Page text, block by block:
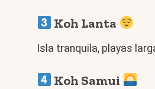
Koh Lanta
Isla tranquila, playas
Koh Samui